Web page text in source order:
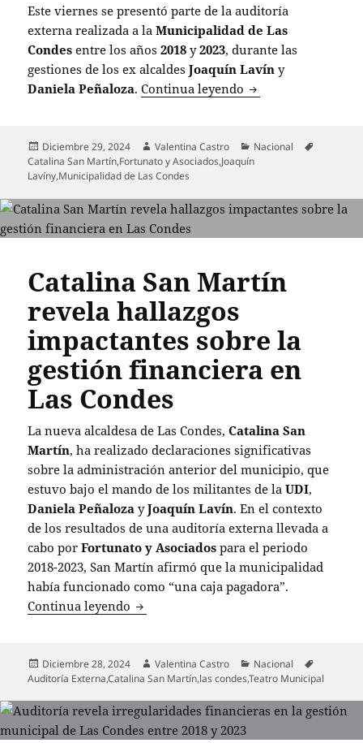
Este viernes se presentó parte de la auditoría
externa realizada a laMunicipalidad de Las
Condes entre los años2018 y2023, durante las
gestiones de los ex alcaldesJoaquín Lavín y
Daniela Peñaloza.Continua leyendo Auditoría revela
Publicado
el
Diciembre 29, 2024 Autor
Valentina Castro Categorías
Nacional
Catalina San Martín,Fortunato y Asociados,Joaquín
Lavíny,Municipalidad de Las Condes
Catalina San Martín
revela hallazgos
impactantes sobre la
gestión financiera en
Las Condes
La nueva alcaldesa de Las Condes,Catalina San
Martín, ha realizado declaraciones significativas
sobre la administración anterior del municipio, que
estuvo bajo el mando de los militantes de laUDI,
Daniela Peñaloza yJoaquín Lavín. En el contexto
de los resultados de una auditoría externa llevada a
cabo porFortunato y Asociados para el periodo
2018-2023, San Martín afirmó que la municipalidad
había funcionado como “una caja pagadora”.
Continua leyendo Catalina San Martín revela hallazgos
Publicado
el
Diciembre 28, 2024 Autor
Valentina Castro Categorías
Nacional
Auditoría Externa,Catalina San Martín,las condes,Teatro Municipal